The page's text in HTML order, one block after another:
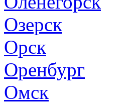
Озерск
Орск
Оренбург
Омск